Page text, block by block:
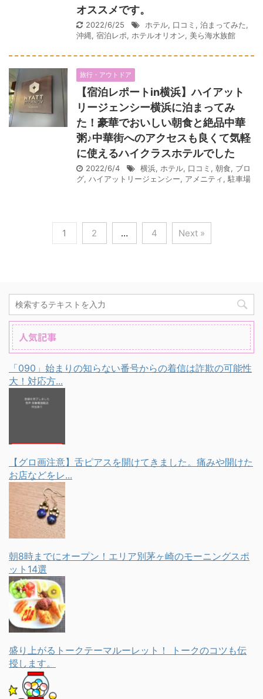
オススメです。
2022/6/25 ホテル, 口コミ , 泊まってみた,
沖縄, 宿泊レポ, ホテルオリオン, 美ら海水族館
旅行・アウトドア
【宿泊レポートin横浜】ハイアット
リージェンシー横浜に泊まってみ
た！豪華でおいしい朝食と絶品中華
粥♪中華街へのアクセスも良くて気軽
に使えるハイクラスホテルでした
2022/6/4 横浜, ホテル, 口コミ , 朝食, ブロ
グ, ハイアットリージェンシー, アメニティ, 駐車場
1 2 … 4 Next »
人気記事
「090」始まりの知らない番号からの着信は詐欺の可能性
大！対応方...
【グロ画注意】舌ピアスを開けてきました。痛みや開けた
お店などをレ...
朝8時までにオープン！エリア別茅ヶ崎のモーニングスポ
ット14選
盛り上がるトークテーマルーレット！ トークのコツも伝
授します。